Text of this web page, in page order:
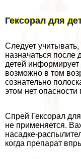
Гексорал для
Следует
назначаться после
детей
возможно в том
сознательно
этом нет
Спрей Гексорал
не применяется.
насадке-
когда препарат